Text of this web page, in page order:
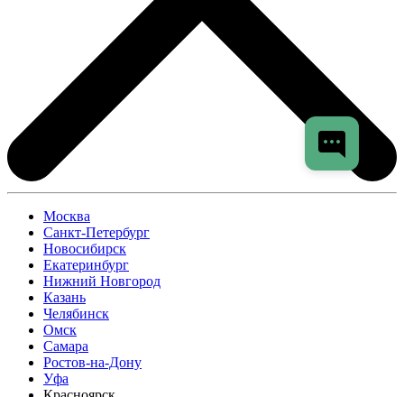
Москва
Санкт-Петербург
Новосибирск
Екатеринбург
Нижний Новгород
Казань
Челябинск
Омск
Самара
Ростов-на-Дону
Уфа